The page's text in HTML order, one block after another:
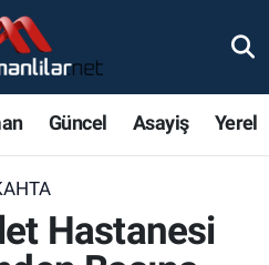
Güncel Asayiş Yerel
Hastanesi